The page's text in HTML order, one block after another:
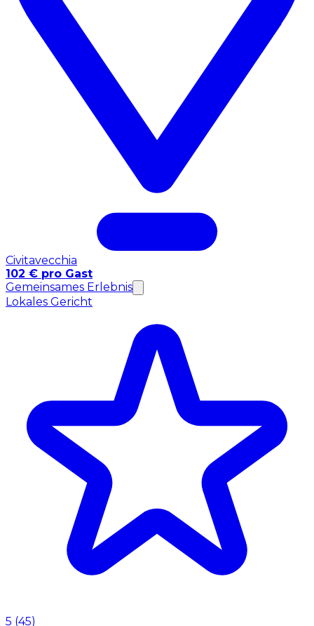
Civitavecchia
102 € pro Gast
Gemeinsames Erlebnis
Lokales Gericht
5 (45)